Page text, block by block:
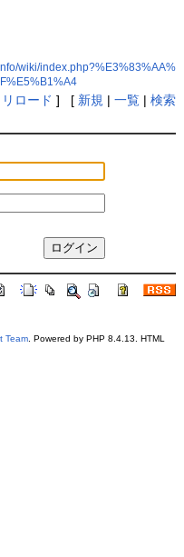
wiki/index.php?%E3%83%AA%
リロード ] [ 新規 | 一覧| 検索
Team. Powered by PHP 8.4.13. HTML